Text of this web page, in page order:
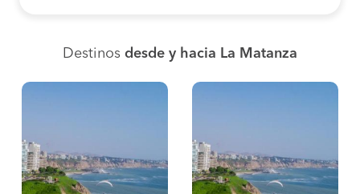
Destinos desde y hacia La Matanza